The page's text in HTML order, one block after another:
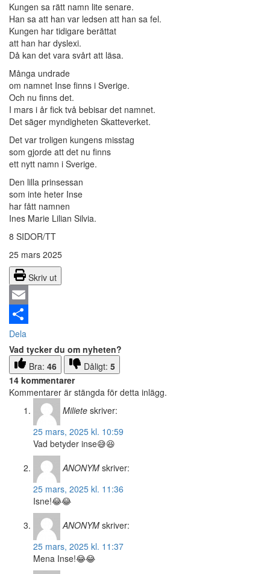
Kungen sa rätt namn lite senare.
Han sa att han var ledsen att han sa fel.
Kungen har tidigare berättat
att han har dyslexi.
Då kan det vara svårt att läsa.
Många undrade
om namnet Inse finns i Sverige.
Och nu finns det.
I mars i år fick två bebisar det namnet.
Det säger myndigheten Skatteverket.
Det var troligen kungens misstag
som gjorde att det nu finns
ett nytt namn i Sverige.
Den lilla prinsessan
som inte heter Inse
har fått namnen
Ines Marie Lilian Silvia.
8 SIDOR/TT
25 mars 2025
Skriv ut
Email
Dela
Vad tycker du om nyheten?
Bra: 46 Dåligt: 5
14 kommentarer
Kommentarer är stängda för detta inlägg.
Miliete skriver:
25 mars, 2025 kl. 10:59
Vad betyder inse😅😆
ANONYM skriver:
25 mars, 2025 kl. 11:36
Isne!😂😂
ANONYM skriver:
25 mars, 2025 kl. 11:37
Mena Inse!😂😂